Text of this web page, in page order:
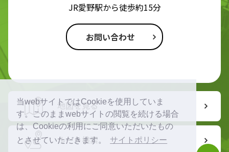
当webサイトではCookieを使用していま
す。このままwebサイトの閲覧を続ける場合
は、Cookieの利用にご同意いただいたもの
とさせていただきます。
サイトポリシー
JR愛野駅から徒歩約15分
お問い合わせ
地図を見る
ルート検索